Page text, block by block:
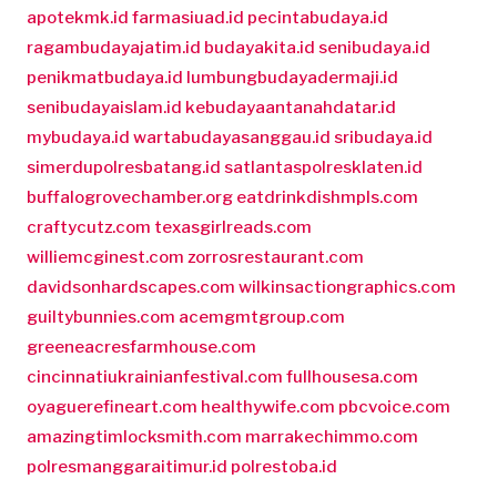
apotekmk.id farmasiuad.id pecintabudaya.id
ragambudayajatim.id budayakita.id senibudaya.id
penikmatbudaya.id lumbungbudayadermaji.id
senibudayaislam.id kebudayaantanahdatar.id
mybudaya.id wartabudayasanggau.id sribudaya.id
simerdupolresbatang.id satlantaspolresklaten.id
buffalogrovechamber.org eatdrinkdishmpls.com
craftycutz.com texasgirlreads.com
williemcginest.com zorrosrestaurant.com
davidsonhardscapes.com wilkinsactiongraphics.com
guiltybunnies.com acemgmtgroup.com
greeneacresfarmhouse.com
cincinnatiukrainianfestival.com fullhousesa.com
oyaguerefineart.com healthywife.com pbcvoice.com
amazingtimlocksmith.com marrakechimmo.com
polresmanggaraitimur.id polrestoba.id